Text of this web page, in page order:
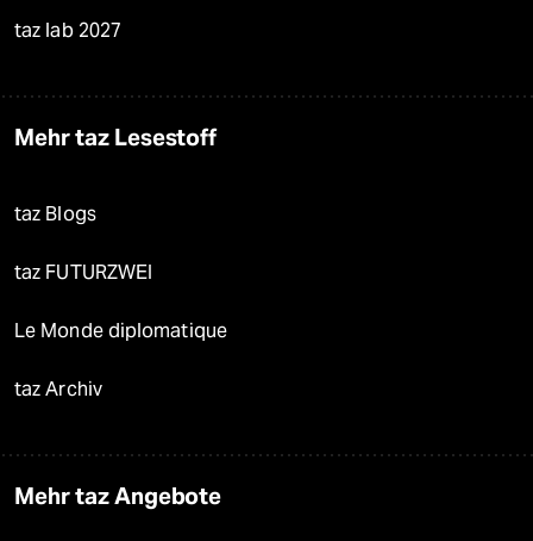
taz lab 2027
Mehr taz Lesestoff
taz Blogs
taz FUTURZWEI
Le Monde diplomatique
taz Archiv
Mehr taz Angebote